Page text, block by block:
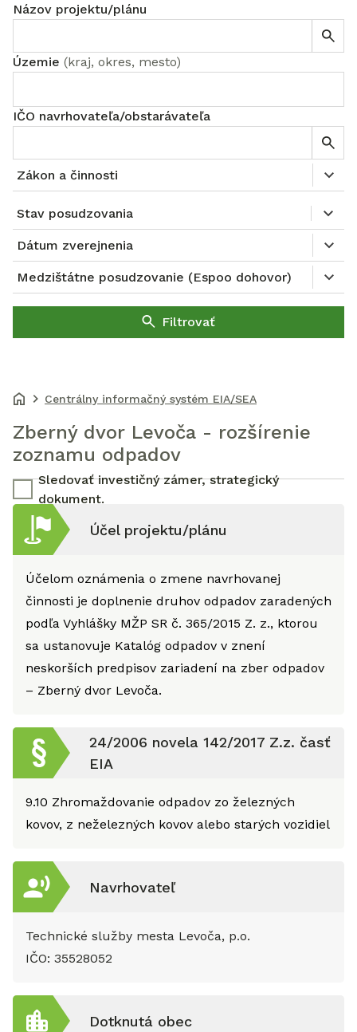
Názov projektu/plánu
Územie (kraj, okres, mesto)
IČO navrhovateľa/obstarávateľa
Zákon a činnosti
Stav posudzovania
Dátum zverejnenia
Medzištátne posudzovanie (Espoo dohovor)
Filtrovať
Centrálny informačný systém EIA/SEA
Zberný dvor Levoča - rozšírenie
zoznamu odpadov
Sledovať investičný zámer, strategický
dokument.
Účel projektu/plánu
Účelom oznámenia o zmene navrhovanej
činnosti je doplnenie druhov odpadov zaradených
podľa Vyhlášky MŽP SR č. 365/2015 Z. z., ktorou
sa ustanovuje Katalóg odpadov v znení
neskorších predpisov zariadení na zber odpadov
– Zberný dvor Levoča.
24/2006 novela 142/2017 Z.z. časť
EIA
9.10 Zhromaždovanie odpadov zo železných
kovov, z neželezných kovov alebo starých vozidiel
Navrhovateľ
Technické služby mesta Levoča, p.o.
IČO: 35528052
Dotknutá obec